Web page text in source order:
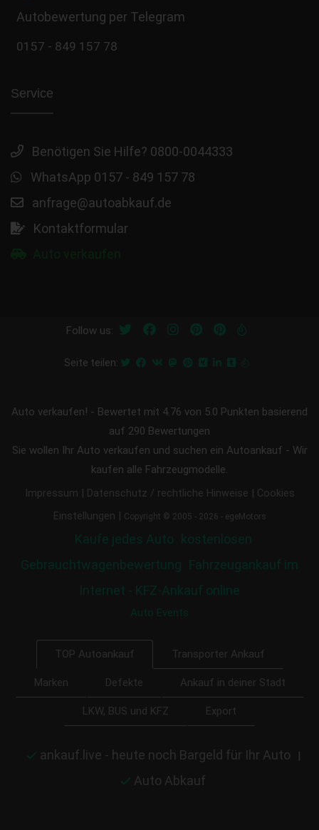
Autobewertung per Telegram
0157 - 849 157 78
Service
Benötigen Sie Hilfe? 0800-0044333
WhatsApp 0157 - 849 157 78
anfrage@autoabkauf.de
Kontaktformular
Follow us:
Seite teilen:
Auto verkaufen! - Bewertet mit 4.76 von 5.0 Punkten basierend
auf 290 Bewertungen
Sie wollen Ihr Auto verkaufen und suchen ein Autoankauf - Wir
kaufen alle Fahrzeugmodelle.
Impressum | Datenschutz / rechtliche Hinweise | Cookies
Einstellungen | Copyright © 2005 - 2026 - egeMotors
Kaufe jedes Auto kostenlosen
Gebrauchtwagenbewertung Fahrzeugankauf im
Internet - KFZ-Ankauf online
Auto Events
TOP Autoankauf Transporter Ankauf
Marken Defekte Ankauf in deiner Stadt
LKW, BUS und KFZ Export
ankauf.live - heute noch Bargeld für Ihr Auto |
Auto Abkauf